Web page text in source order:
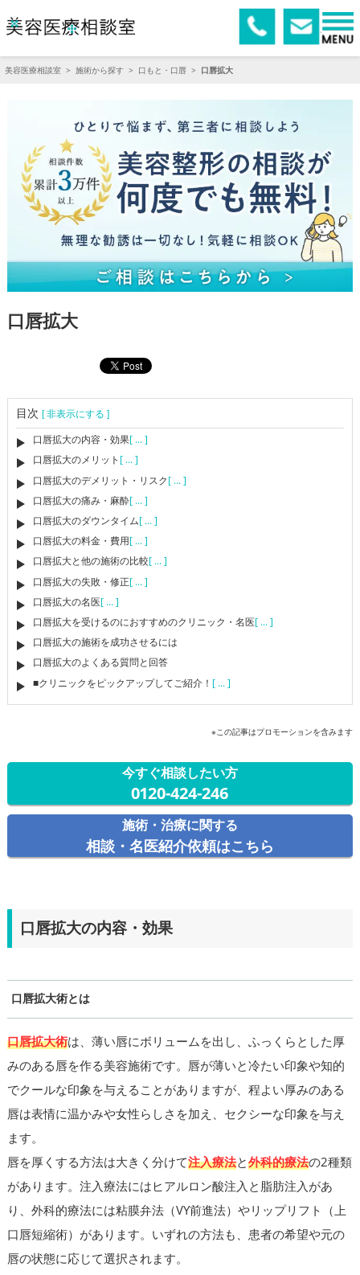
美容医療相談室 > 施術から探す > 口もと・口唇 > 口唇拡大
口唇拡大
目次[ 非表示にする ]
口唇拡大の内容・効果[ ... ]
口唇拡大のメリット [ ... ]
口唇拡大のデメリット・リスク[ ... ]
口唇拡大の痛み・麻酔[ ... ]
口唇拡大のダウンタイム[ ... ]
口唇拡大の料金・費用[ ... ]
口唇拡大と他の施術の比較[ ... ]
口唇拡大の失敗・修正[ ... ]
口唇拡大の名医[ ... ]
口唇拡大を受けるのにおすすめのクリニック・名医[ ... ]
口唇拡大の施術を成功させるには
口唇拡大のよくある質問と回答
■クリニックをピックアップしてご紹介！ [ ... ]
※この記事はプロモーションを含みます
今すぐ相談したい方
0120-424-246
施術・治療に関する
相談・名医紹介依頼はこちら
口唇拡大の内容・効果
口唇拡大術とは
口唇拡大術は、薄い唇にボリュームを出し、ふっくらとした厚
みのある唇を作る美容施術です。唇が薄いと冷たい印象や知的
でクールな印象を与えることがありますが、程よい厚みのある
唇は表情に温かみや女性らしさを加え、セクシーな印象を与え
ます。
唇を厚くする方法は大きく分けて注入療法と外科的療法の2種類
があります。注入療法にはヒアルロン酸注入と脂肪注入があ
り、外科的療法には粘膜弁法（VY前進法）やリップリフト（上
口唇短縮術）があります。いずれの方法も、患者の希望や元の
唇の状態に応じて選択されます。